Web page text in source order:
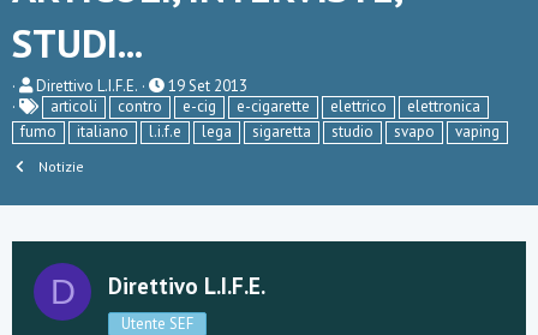
STUDI...
C
r
e
a
D
s
c
u
Direttivo L.I.F.E.
D
a
t
a
i
i
o
19 Set 2013
articoli
contro e-cig e-cigarette elettrico
elettronica
fumo
italiano l.i.f.e lega sigaretta studio svapo vaping
Notizie
D Direttivo L.I.F.E.
Utente SEF